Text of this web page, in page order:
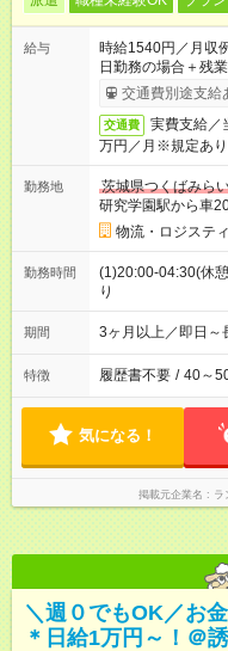
給与
時給1540円／月収
日勤務の場合＋残
交通費別途支給
交通費
実費支給／
万円／月※規定あり
勤務地
茨城県つくばみら
研究学園駅から車
物流・ロジステ
勤務時間
(1)20:00-04:30(休
り
期間 3ヶ月以上／即日～
特徴 履歴書不要 / 40～
気になる！
掲載元企業名 ラ
＼週０でもOK／お
＊日給1万円～！＠